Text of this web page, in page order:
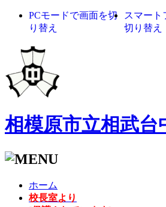
PCモードで画面を切
り替え
スマート
切り替え
相模原市立相武台
ホーム
校長室より